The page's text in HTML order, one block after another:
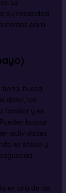
Es
su necesidad
para
tierra, busca
dolor, los
familiar y en
buscar
actividades
es sólido y
es una de las